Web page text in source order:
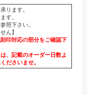
ります。
す。
照下さい。
ん】
印対応の部分をご確認下
、記載のオーダー日数よ
ださいませ。